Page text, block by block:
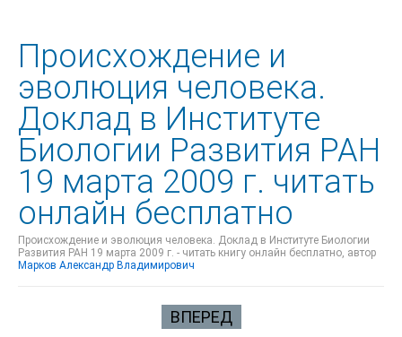
Происхождение и
эволюция человека.
Доклад в Институте
Биологии Развития РАН
19 марта 2009 г. читать
онлайн бесплатно
Происхождение и эволюция человека. Доклад в Институте Биологии
Развития РАН 19 марта 2009 г. - читать книгу онлайн бесплатно, автор
Марков Александр Владимирович
ВПЕРЕД